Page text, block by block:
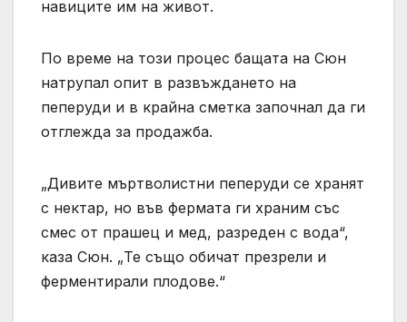
навиците им на живот.
По време на този процес бащата на Сюн
натрупал опит в развъждането на
пеперуди и в крайна сметка започнал да ги
отглежда за продажба.
„Дивите мъртволистни пеперуди се хранят
с нектар, но във фермата ги храним със
смес от прашец и мед, разреден с вода“,
каза Сюн. „Те също обичат презрели и
ферментирали плодове.“